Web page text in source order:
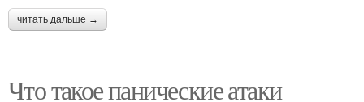
читать дальше →
Что такое панические атаки